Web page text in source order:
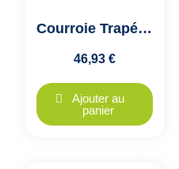
Courroie Trapézoïdale Jumelée 2-A47 A1200 - Optibelt KB VB- 2 Brins
46,93 €
Ajouter au
panier